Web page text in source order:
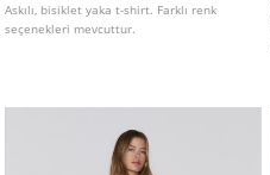
Askılı, bisiklet yaka t-shirt. Farklı renk
seçenekleri mevcuttur.